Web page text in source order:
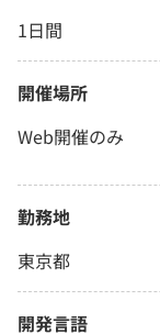
1日間
開催場所
Web開催のみ
勤務地
東京都
開発言語